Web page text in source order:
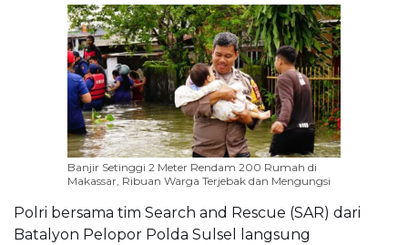
Banjir Setinggi 2 Meter Rendam 200 Rumah di
Makassar, Ribuan Warga Terjebak dan Mengungsi
Polri bersama tim Search and Rescue (SAR) dari
Batalyon Pelopor Polda Sulsel langsung